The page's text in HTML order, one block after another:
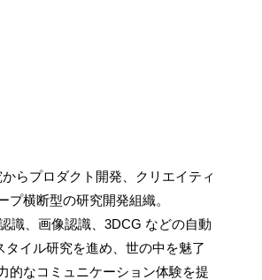
らプロダクト開発、クリエイティ
横断型の研究開発組織。
識、画像認識、3DCG などの自動
イル研究を進め、世の中を魅了
的なコミュニケーション体験を提